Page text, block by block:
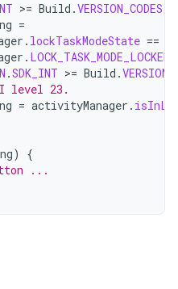
>= Build .VERSION_CODES
=
. lockTaskModeState ==
. LOCK_TASK_MODE_LOCKED
.SDK_INT >= Build .
level 23.
= activityManager .
)
{
...